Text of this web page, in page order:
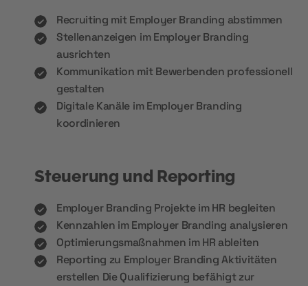
Recruiting mit Employer Branding abstimmen
Stellenanzeigen im Employer Branding
ausrichten
Kommunikation mit Bewerbenden professionell
gestalten
Digitale Kanäle im Employer Branding
koordinieren
Steuerung und Reporting
Employer Branding Projekte im HR begleiten
Kennzahlen im Employer Branding analysieren
Optimierungsmaßnahmen im HR ableiten
Reporting zu Employer Branding Aktivitäten
erstellen Die Qualifizierung befähigt zur